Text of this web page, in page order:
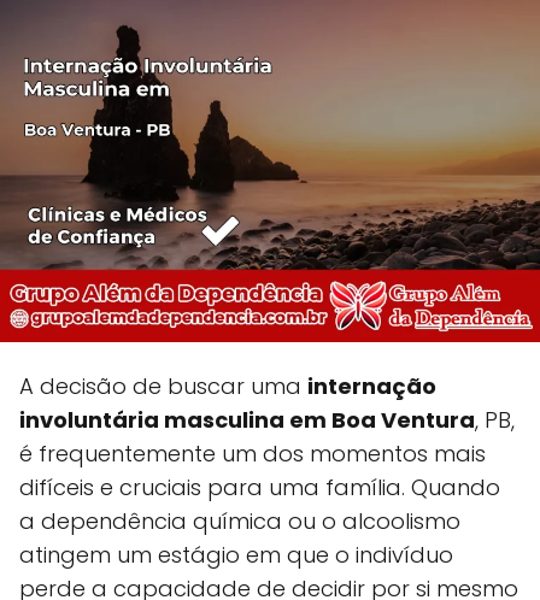
A decisão de buscar uma internação
involuntária masculina em Boa Ventura, PB,
é frequentemente um dos momentos mais
difíceis e cruciais para uma família. Quando
a dependência química ou o alcoolismo
atingem um estágio em que o indivíduo
perde a capacidade de decidir por si mesmo